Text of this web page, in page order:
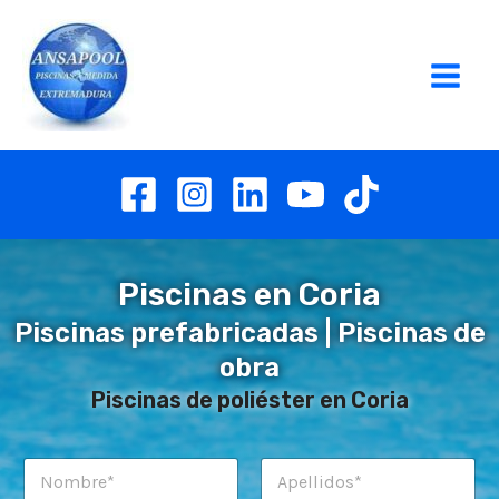
contenido
Piscinas en Coria
Piscinas prefabricadas | Piscinas de
obra
Piscinas de poliéster en Coria
N
o